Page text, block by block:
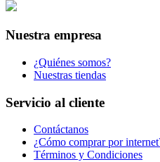
Nuestra empresa
¿Quiénes somos?
Nuestras tiendas
Servicio al cliente
Contáctanos
¿Cómo comprar por
Términos y Condiciones